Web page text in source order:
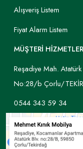
Alışveriş Listem
Fiyat Alarm Listem
MÜŞTERİ
Reşadiye Mah.
No:28/b Çorlu/
0544 343 59 34